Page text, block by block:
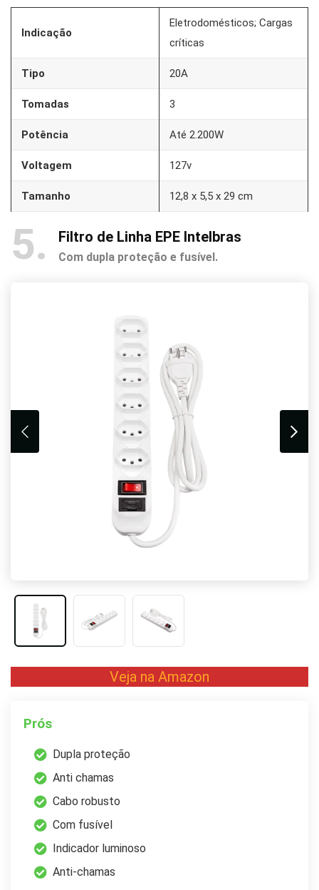
Indicação
Eletrodomésticos; Cargas
críticas
Tipo 20A
Tomadas 3
Potência Até 2.200W
Voltagem 127v
Tamanho 12,8 x 5,5 x 29 cm
5 Filtro de Linha EPE Intelbras
Com dupla proteção e fusível.
Veja na Amazon
Prós
Dupla proteção
Anti chamas
Cabo robusto
Com fusível
Indicador luminoso
Anti-chamas